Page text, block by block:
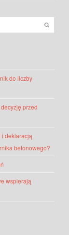
do liczby
przed
i deklaracją
betonowego?
wspierają